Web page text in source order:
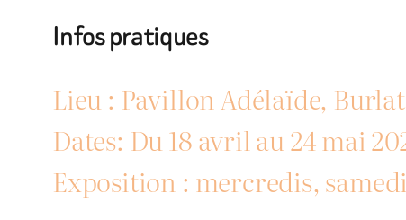
Infos pratiques
Lieu : Pavillon Adélaïde,
Dates: Du 18 avril au 24 mai
Exposition : mercredis,